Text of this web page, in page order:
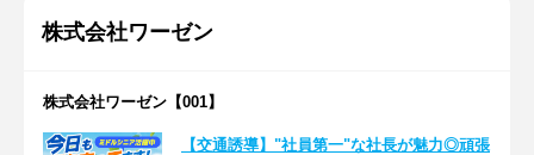
株式会社ワーゼン
株式会社ワーゼン【001】
【交通誘導】"社員第一"な社長が魅力◎頑張